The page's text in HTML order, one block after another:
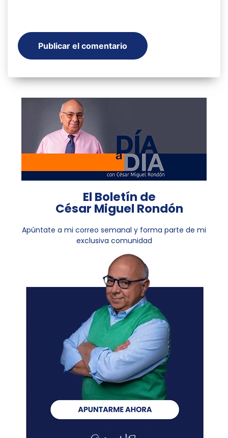
El Boletín de
César Miguel Rondón
Apúntate a mi correo semanal y forma parte de mi
exclusiva comunidad